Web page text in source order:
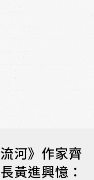
河》作家齊
黃進興憶：